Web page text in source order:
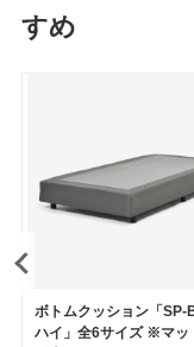
すめ
ボトムクッション「SP-
ハイ」全6サイズ ※マッ